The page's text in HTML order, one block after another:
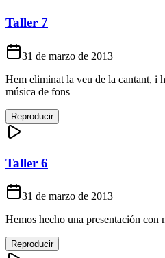
Taller 7
31 de marzo de 2013
Hem eliminat la veu de la cantant, i
música de fons
Reproducir
Taller 6
31 de marzo de 2013
Hemos hecho una presentación con
Reproducir